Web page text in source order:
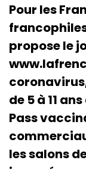
Pour les
propose le
de 5 à 11
Pass
les salons